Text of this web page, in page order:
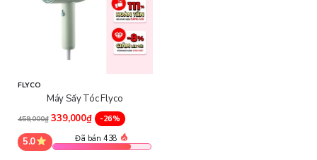
FLYCO
Máy Sấy Tóc Flyco
459,000₫ 339,000₫ -26%
5.0 Đã bán 438